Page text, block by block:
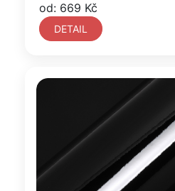
od: 669 Kč
DETAIL